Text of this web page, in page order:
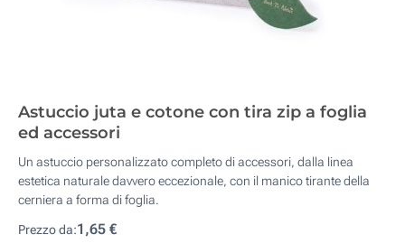
Astuccio juta e cotone con tira zip a foglia
ed accessori
Un astuccio personalizzato completo di accessori, dalla linea
estetica naturale davvero eccezionale, con il manico tirante della
cerniera a forma di foglia.
Prezzo da:1,65 €